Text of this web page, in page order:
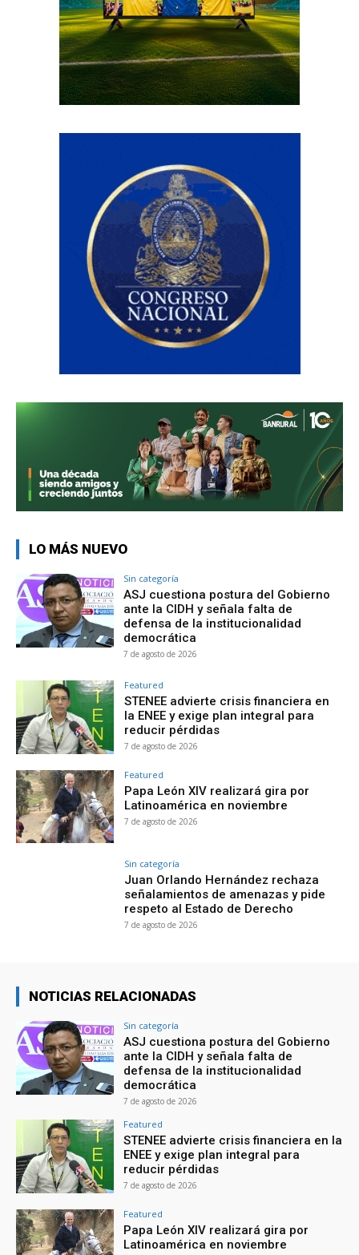
LO MÁS NUEVO
Sin categoría
ASJ cuestiona postura del Gobierno
ante la CIDH y señala falta de
defensa de la institucionalidad
democrática
7 de agosto de 2026
Featured
STENEE advierte crisis financiera en
la ENEE y exige plan integral para
reducir pérdidas
7 de agosto de 2026
Featured
Papa León XIV realizará gira por
Latinoamérica en noviembre
7 de agosto de 2026
Sin categoría
Juan Orlando Hernández rechaza
señalamientos de amenazas y pide
respeto al Estado de Derecho
7 de agosto de 2026
NOTICIAS RELACIONADAS
Sin categoría
ASJ cuestiona postura del Gobierno
ante la CIDH y señala falta de
defensa de la institucionalidad
democrática
7 de agosto de 2026
Featured
STENEE advierte crisis financiera en la
ENEE y exige plan integral para
reducir pérdidas
7 de agosto de 2026
Featured
Papa León XIV realizará gira por
Latinoamérica en noviembre